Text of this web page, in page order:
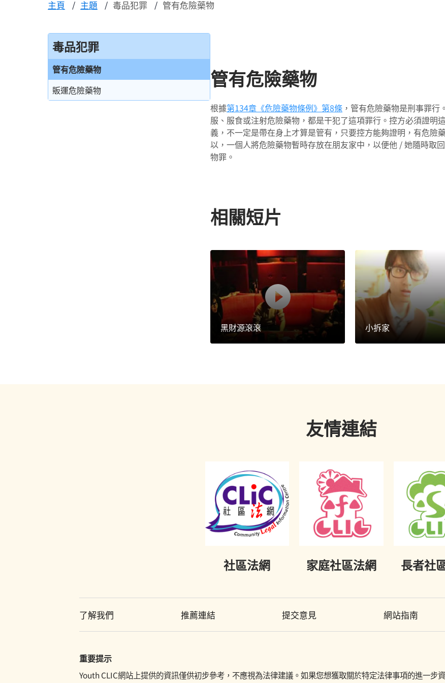
主頁 主題 毒品犯罪 管有危險藥物
毒品犯罪
管有危險藥物
販運危險藥物
管有危險藥物
根據第134章《危險藥物條例》 第8條 ，管有危險藥物是刑事罪
服、服食或注射危險藥物，都是干犯了這項罪行。控方必須證明
義，不一定是帶在身上才算是管有，只要控方能夠證明，有危險
以，一個人將危險藥物暫時存放在朋友家中，以便他 / 她隨時取
物罪。
相關短片
黑財源滾滾 小拆家
友情連結
社區法網 家庭社區法網 長者社
了解我們 推薦連結 提交意見 網站指南
重要提示
Youth CLIC網站上提供的資訊僅供初步參考，不應視為法律建議。如果您想獲取關於特定法律事項的進一步